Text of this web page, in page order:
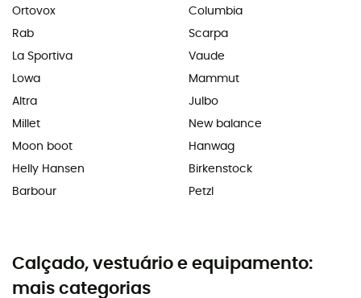
Ortovox
Rab
La Sportiva
Lowa
Altra
Millet
Moon boot
Helly Hansen
Barbour
Columbia
Scarpa
Vaude
Mammut
Julbo
New balance
Hanwag
Birkenstock
Petzl
Calçado, vestuário e equipamento:
mais categorias